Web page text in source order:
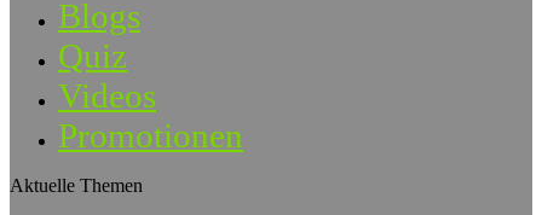
Blogs
Quiz
Videos
Promotionen
Aktuelle Themen